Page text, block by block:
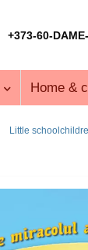
+373-60-
Home &
Little